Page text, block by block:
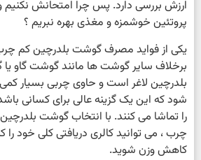
ارزش بررسی دارد. پس چرا امتحانش نکنیم
پروتئین خوشمزه و مغذی بهره نبریم ؟
یکی از فواید مصرف گوشت بلدرچین کم
برخلاف سایر گوشت ها مانند گوشت گاو
بلدرچین لاغر است و حاوی چربی بسیار
شود که این یک گزینه عالی برای کسانی
را تماشا می کنند. با انتخاب گوشت
چرب ، می توانید کالری دریافتی کلی خود
کاهش وزن شوید.